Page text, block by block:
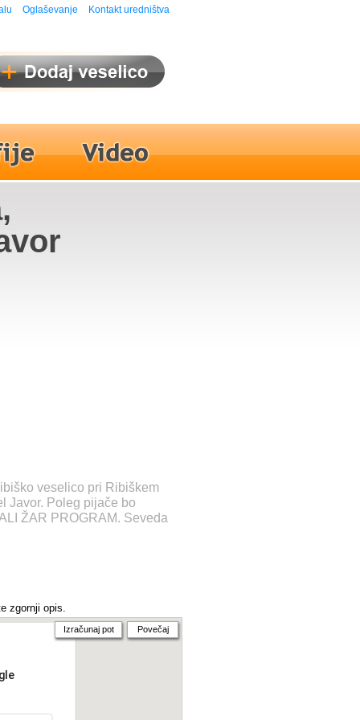
Oglaševanje Kontakt uredništva
veselico pri Ribiškem
Javor. Poleg pijače bo
ŽAR PROGRAM. Seveda
zgornji opis.
Izračunaj pot Povečaj